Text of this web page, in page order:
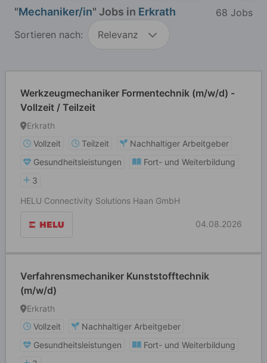
"Mechaniker/in" Jobs in Erkrath
68 Jobs
Sortieren nach:
Relevanz
Werkzeugmechaniker Formentechnik (m/w/d) -
Vollzeit / Teilzeit
Erkrath
Vollzeit
Teilzeit
Nachhaltiger Arbeitgeber
Gesundheitsleistungen
Fort- und Weiterbildung
3
HELU Connectivity Solutions Haan GmbH
04.08.2026
Verfahrensmechaniker Kunststofftechnik
(m/w/d)
Erkrath
Vollzeit
Nachhaltiger Arbeitgeber
Gesundheitsleistungen
Fort- und Weiterbildung